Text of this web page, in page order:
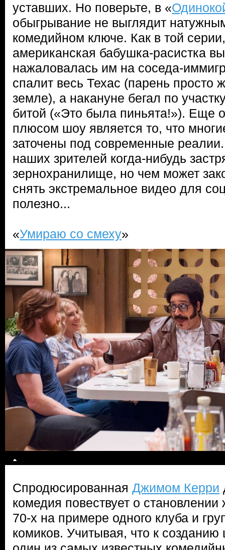
уставших. Но поверьте, в «
обыгрывание не выглядит
комедийном ключе. Как в той
американская бабушка-расистка
нажаловалась им на соседа-
спалит весь Техас (парень просто
земле), а накануне бегал по
битой («Это была пиньята!»). Еще
плюсом шоу является то, что
заточены под современные
наших зрителей когда-нибудь
зернохранилище, но чем может
снять экстремальное видео для
полезно...
«Умираю со смеху»
Спродюсированная Джимом Керри
комедия повествует о
70-х на примере одного клуба и
комиков. Учитывая, что к